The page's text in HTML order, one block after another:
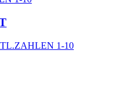
1-10